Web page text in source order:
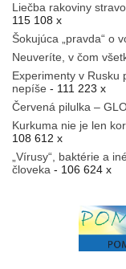
Liečba rakoviny
115 108 x
Šokujúca „pravda“ o
Neuveríte, v čom
Experimenty v Rusku
nepíše - 111 223 x
Červená pilulka –
Kurkuma nie je len
108 612 x
„Vírusy“, baktérie a
človeka - 106 624 x